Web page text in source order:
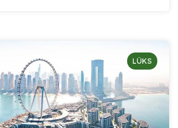
LÜKS